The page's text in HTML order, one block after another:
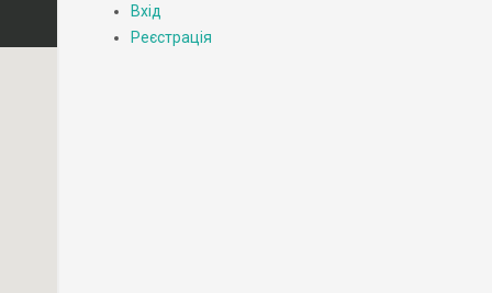
Вхід
Реєстрація